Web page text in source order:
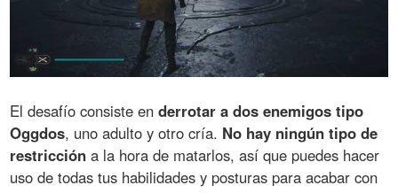
El desafío consiste enderrotar a dos enemigos tipo
Oggdos, uno adulto y otro cría. No hay ningún tipo de
restricción a la hora de matarlos, así que puedes hacer
uso de todas tus habilidades y posturas para acabar con